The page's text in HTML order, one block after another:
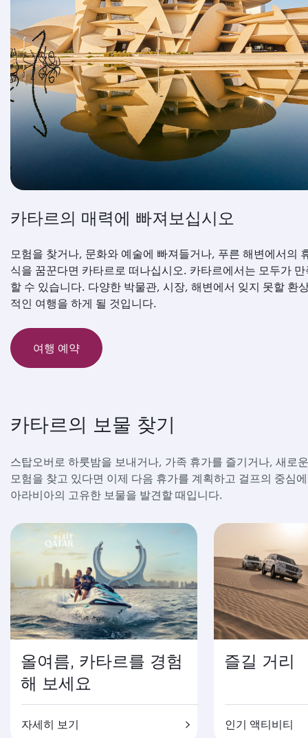
카타르의 매력에 빠져보십시오
모험을 찾거나, 문화와 예술에 빠져들거나, 푸른 해변에서의
식을 꿈꾼다면 카타르로 떠나십시오. 카타르에서는 모두가 만
할 수 있습니다. 다양한 박물관, 시장, 해변에서 잊지 못할 환
적인 여행을 하게 될 것입니다.
여행 예약
카타르의 보물 찾기
스탑오버로 하룻밤을 보내거나, 가족 휴가를 즐기거나, 새로운
모험을 찾고 있다면 이제 다음 휴가를 계획하고 걸프의 중심
아라비아의 고유한 보물을 발견할 때입니다.
올여름, 카타르를 경험
해 보세요
자세히 보기
즐길 거리
인기 액티비티